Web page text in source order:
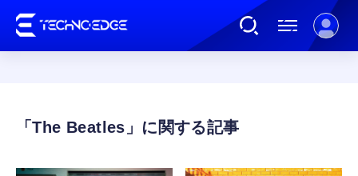
The Beatles